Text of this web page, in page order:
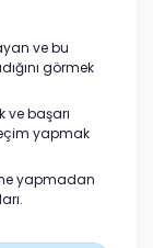
ve bu
görmek
ve başarı
yapmak
yapmadan